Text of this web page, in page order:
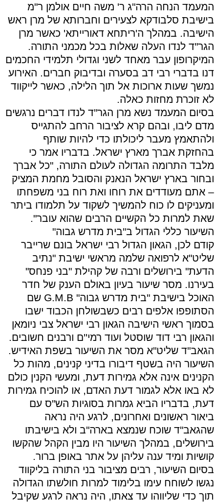
המעמד הנחה הרה"ג ר' משה חיים אולמן ר"מ
בישיבת סלבודקא לצעירים וחברותא של מרן ראש
הישיבה. במהלך ה'ריתחא דאורייתא' כאשר מרן
הגר"ד לנדו העלה שאלות בכל מכמני התורה.
המיקרופון עבר מאחד לשני וגדולי תלמידי החכמים
דנו בדברי רבי דב בסערה ובדיבוק חברים. האירוע
נמשך שעות ארוכות אל תוך הלילה, כאשר לייקווד
לא זוכרת מחזות כאלה.
בסיום המעמד נשא מרן הגר"ד לנדו דברים נרגשים
מדם ליבו, ובהם קרא לציבור הרחב להתגייס
ולהתאמץ מעבר ליכולתו כדי להיות שותף
בהחזקת אברך מארץ ישראל. בדבריו אמר כי
מלבד התרומה הגדולה לעולם התורה, "כל אברך
ובחור בארץ ישראל הנאנק והסובל מחמת המציק
– אתם מעודדים את רוחו ואת רוח בני משפחתו
ומעניקים לו כוח להמשיך לשקוד על תלמודו ביתר
שאת למרות כל הקשיים הרבים שהוא עובר".
השיעור כללי הגדול ב"בית מדרש גבוה"
קודם לכן, הגאון הגדול רבי ישראל בונם שרייבר
שליט"א לרפואה שלמה מראשי ישיבת "נתיב
הדעת" בירושלים ורבה של קהילת "בני פנחס"
בעירנו. מסר שיעור בעיון באולם הענק של חדר
האוכל בישיבת "בית מדרש גבוה" G.M.B שם
הסתופפו אלפים רבים כשבשולחן הכבוד ישבו
בסמוך ראשי הישיבה הגאון רבי ישראל צבי ניומאן
והגאון רבי דוד שוסטל ועוד רמי''ם ורבנים חשובים.
הגאב"ד שליט"א מסר את השיעור בשפת האידיש.
השיעור היה בשטף דיבורו בדיני קנינים, מהות כל
הקנינים אינה אלא גמירות דעת, ומעשי הקנין כולם
לא באו אלא לגמור דעת האדם, או להוכיח גמירות
דעת, בדבריו הביא גמרות בסוגיות הש"ס עם
ביאור ראשונים ואחרונים, לרגע היה נראה
שהגאב"ד שוכח שנמצא בארה"ב ולא בישיבתו
בירושלים, במהלך השיעור היו מבין הקהל שהקשו
קושיות ומיד ענה עליהן על אתר באופן ברור.
בסיום השיעור, רבים מציבור בני התורה בליקווד
נגשו לשוחח עימו בלימוד למרות חולשתו הגדולה
תוך כדי שליווהו עד צאתו, היה נראה לרגע שקיבל